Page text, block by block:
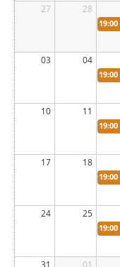
27
28
03 04
10 11
17 18
24 25
31 01
19:00
19:00
19:00
19:00
19:00